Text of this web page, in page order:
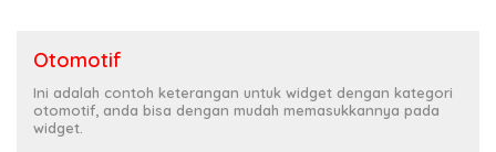
Otomotif
Ini adalah contoh keterangan untuk widget dengan kategori
otomotif, anda bisa dengan mudah memasukkannya pada
widget.